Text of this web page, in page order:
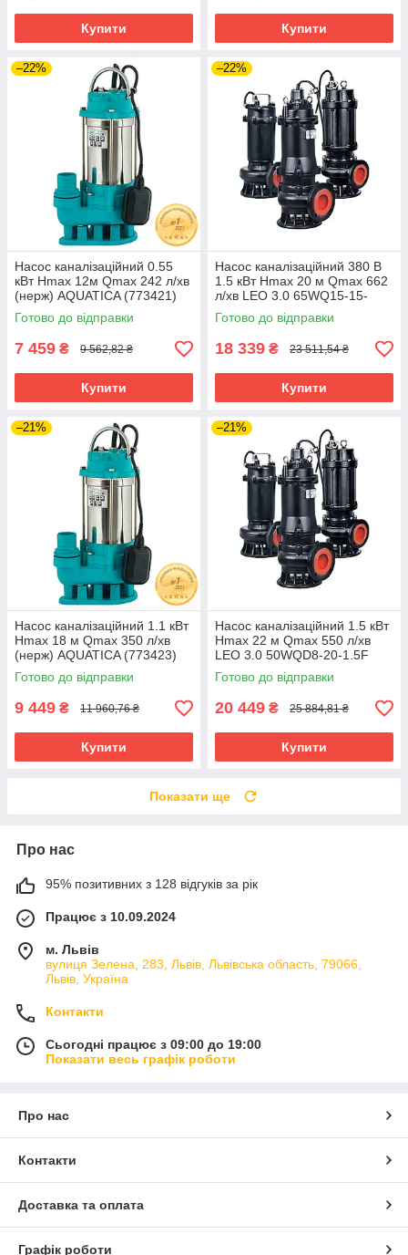
Купити Купити
–22%
Насос каналізаційний 0.55
кВт Hmax 12м Qmax 242 л/хв
(нерж) AQUATICA (773421)
riven
Готово до відправки
7 459 ₴ 9 562,82 ₴
Купити
–22%
Насос каналізаційний 380 В
1.5 кВт Hmax 20 м Qmax 662
л/хв LEO 3.0 65WQ15-15-
1.5F (7738333) riven
Готово до відправки
18 339 ₴ 23 511,54 ₴
Купити
–21%
Насос каналізаційний 1.1 кВт
Hmax 18 м Qmax 350 л/хв
(нерж) AQUATICA (773423)
riven
Готово до відправки
9 449 ₴ 11 960,76 ₴
Купити
–21%
Насос каналізаційний 1.5 кВт
Hmax 22 м Qmax 550 л/хв
LEO 3.0 50WQD8-20-1.5F
(773813) riven
Готово до відправки
20 449 ₴ 25 884,81 ₴
Купити
Показати ще
Про нас
95% позитивних з 128 відгуків за рік
Працює з 10.09.2024
м. Львів
вулиця Зелена, 283, Львів, Львівська область, 79066,
Львів, Україна
Контакти
Сьогодні працює з 09:00 до 19:00
Показати весь графік роботи
Про нас
Контакти
Доставка та оплата
Графік роботи